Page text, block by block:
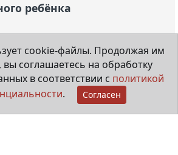
ребёнка
cookie-файлы. Продолжая им
вы соглашаетесь на обработку
в соответствии с политикой
. Согласен